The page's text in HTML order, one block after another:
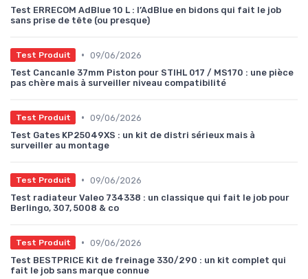
Test ERRECOM AdBlue 10 L : l’AdBlue en bidons qui fait le job
sans prise de tête (ou presque)
Test Produit • 09/06/2026
Test Cancanle 37mm Piston pour STIHL 017 / MS170 : une pièce
pas chère mais à surveiller niveau compatibilité
Test Produit • 09/06/2026
Test Gates KP25049XS : un kit de distri sérieux mais à
surveiller au montage
Test Produit • 09/06/2026
Test radiateur Valeo 734338 : un classique qui fait le job pour
Berlingo, 307, 5008 & co
Test Produit • 09/06/2026
Test BESTPRICE Kit de freinage 330/290 : un kit complet qui
fait le job sans marque connue